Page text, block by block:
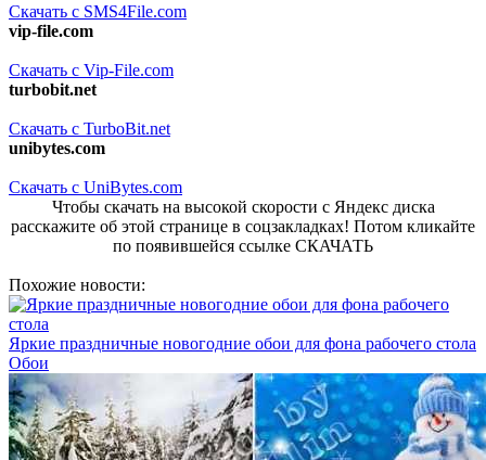
Скачать с SMS4File.com
vip-file.com
Скачать с Vip-File.com
turbobit.net
Скачать с TurboBit.net
unibytes.com
Скачать с UniBytes.com
Чтобы скачать на высокой скорости с Яндекс диска
расскажите об этой странице в соцзакладках! Потом кликайте
по появившейся ссылке СКАЧАТЬ
Похожие новости:
Яркие праздничные новогодние обои для фона рабочего стола
Обои